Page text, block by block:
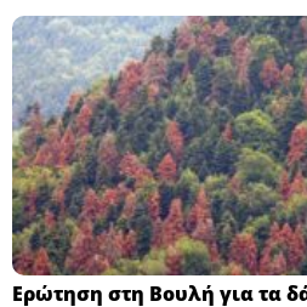
Ερώτηση στη Βουλή για τα